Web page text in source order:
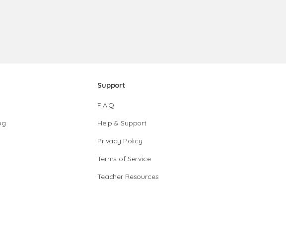
Support
F.A.Q.
Help & Support
Privacy Policy
Terms of Service
Teacher Resources